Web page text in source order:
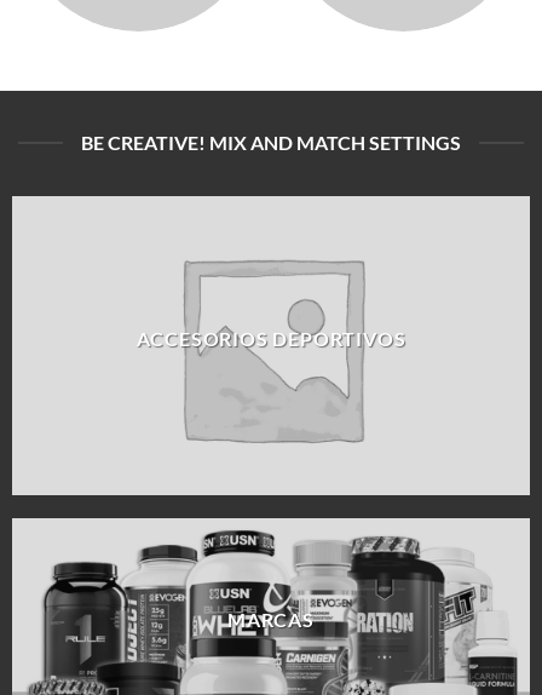
BE CREATIVE! MIX AND MATCH SETTINGS
ACCESORIOS DEPORTIVOS
MARCAS